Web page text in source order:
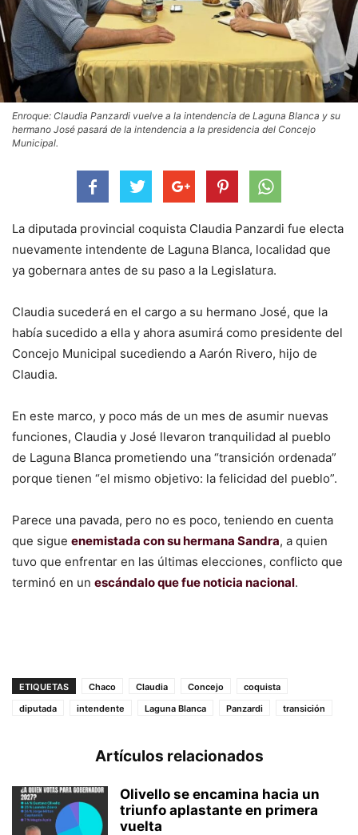
Enroque: Claudia Panzardi vuelve a la intendencia de Laguna Blanca y su
hermano José pasará de la intendencia a la presidencia del Concejo
Municipal.
La diputada provincial coquista Claudia Panzardi fue electa
nuevamente intendente de Laguna Blanca, localidad que
ya gobernara antes de su paso a la Legislatura.
Claudia sucederá en el cargo a su hermano José, que la
había sucedido a ella y ahora asumirá como presidente del
Concejo Municipal sucediendo a Aarón Rivero, hijo de
Claudia.
En este marco, y poco más de un mes de asumir nuevas
funciones, Claudia y José llevaron tranquilidad al pueblo
de Laguna Blanca prometiendo una “transición ordenada”
porque tienen “el mismo objetivo: la felicidad del pueblo”.
Parece una pavada, pero no es poco, teniendo en cuenta
que sigue enemistada con su hermana Sandra, a quien
tuvo que enfrentar en las últimas elecciones, conflicto que
terminó en un escándalo que fue noticia nacional.
ETIQUETAS Chaco Claudia Concejo
coquista
diputada
intendente Laguna Blanca Panzardi transición
Artículos relacionados
Olivello se encamina hacia un
triunfo aplastante en primera
vuelta